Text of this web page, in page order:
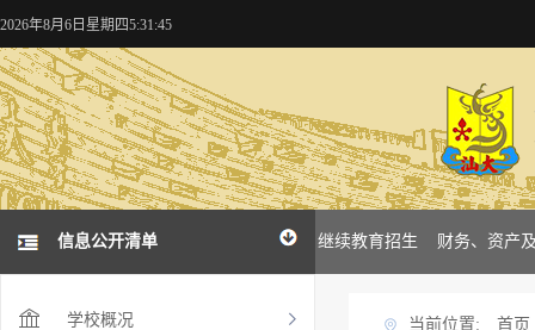
2026年8月6日星期四5:31:45
况 学校新闻 本科招生 研究生招生 继续教育招生 财务、资产
信息公开清单
学校概况 当前位置: 首页